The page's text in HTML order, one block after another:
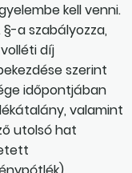
kell venni.
a szabályozza,
díj
szerint
időpontjában
valamint
utolsó hat